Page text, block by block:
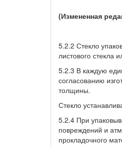
(Измененная
5.2.2 Стекло
листового стекла
5.2.3 В каждую
согласованию
толщины.
Стекло
5.2.4 При
повреждений и
прокладочного